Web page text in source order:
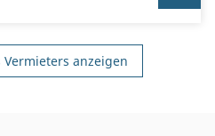
anzeigen